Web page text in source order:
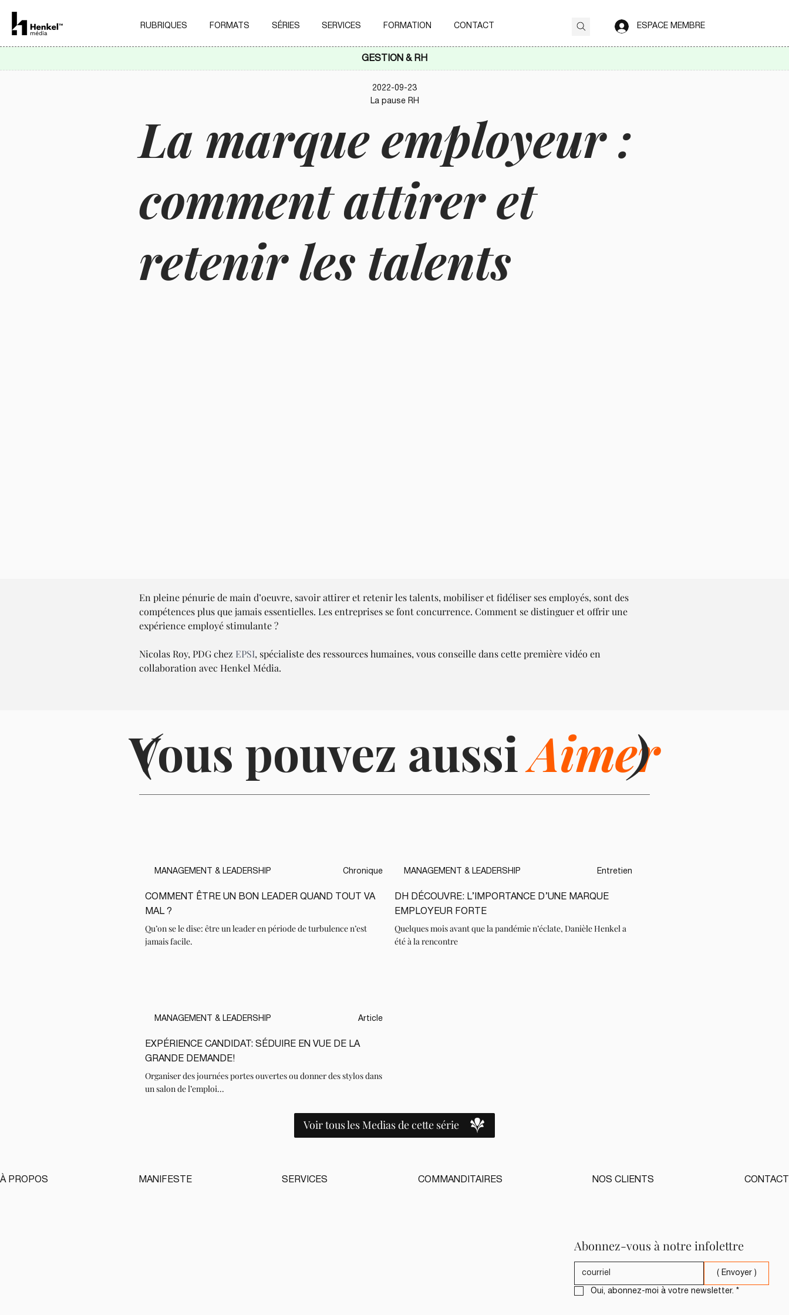
RUBRIQUES FORMATS SÉRIES SERVICES FORMATION CONTACT ESPACE MEMBRE
2022-09-23
La marque employeur :
comment attirer et
retenir les talents
La pause RH
En pleine pénurie de main d’oeuvre, savoir attirer et retenir les talents, mobiliser et fidéliser ses employés, sont des
compétences plus que jamais essentielles. Les entreprises se font concurrence. Comment se distinguer et offrir une
expérience employé stimulante ?
Nicolas Roy, PDG chez EPSI, spécialiste des ressources humaines, vous conseille dans cette première vidéo en
collaboration avec Henkel Média.
(
Vous pouvez aussiAimer
)
Chronique
COMMENT ÊTRE UN BON LEADER QUAND TOUT VA
MAL ?
Qu’on se le dise: être un leader en période de turbulence n’est
jamais facile.
LIRE
MANAGEMENT & LEADERSHIP Entretien
DH DÉCOUVRE: L’IMPORTANCE D’UNE MARQUE
EMPLOYEUR FORTE
Quelques mois avant que la pandémie n’éclate, Danièle Henkel a
été à la rencontre
LIRE
MANAGEMENT & LEADERSHIP
Article
EXPÉRIENCE CANDIDAT: SÉDUIRE EN VUE DE LA
GRANDE DEMANDE!
Organiser des journées portes ouvertes ou donner des stylos dans
un salon de l’emploi...
LIRE
MANAGEMENT & LEADERSHIP
Voir tous les Medias de cette série
GESTION & RH
Abonnez-vous à notre infolettre
( Envoyer )
Oui, abonnez-moi à votre newsletter. *
À PROPOS MANIFESTE SERVICES COMMANDITAIRES NOS CLIENTS CONTACT